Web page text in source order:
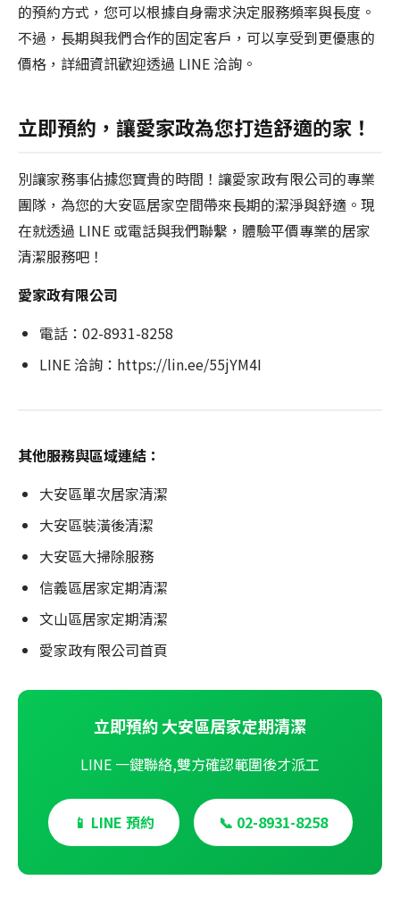
的預約方式，您可以根據自身需求決定服務頻率與長度。
不過，長期與我們合作的固定客戶，可以享受到更優惠的
價格，詳細資訊歡迎透過 LINE 洽詢。
立即預約，讓愛家政為您打造舒適的家！
別讓家務事佔據您寶貴的時間！讓愛家政有限公司的專業
團隊，為您的大安區居家空間帶來長期的潔淨與舒適。現
在就透過 LINE 或電話與我們聯繫，體驗平價專業的居家
清潔服務吧！
愛家政有限公司
電話：02-8931-8258
LINE 洽詢：https://lin.ee/55jYM4I
其他服務與區域連結：
大安區單次居家清潔
大安區裝潢後清潔
大安區大掃除服務
信義區居家定期清潔
文山區居家定期清潔
愛家政有限公司首頁
立即預約 大安區居家定期清潔
LINE 一鍵聯絡,雙方確認範圍後才派工
📱 LINE 預約 📞 02-8931-8258